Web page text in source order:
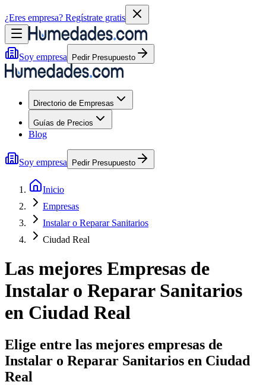
¿Eres empresa? Regístrate gratis
Soy empresa Pedir Presupuesto
Directorio de Empresas
Guías de Precios
Blog
Soy empresa Pedir Presupuesto
Inicio
Empresas
Instalar o Reparar Sanitarios
Ciudad Real
Las mejores Empresas de
Instalar o Reparar Sanitarios
en Ciudad Real
Elige entre las mejores empresas de
Instalar o Reparar Sanitarios en Ciudad
Real